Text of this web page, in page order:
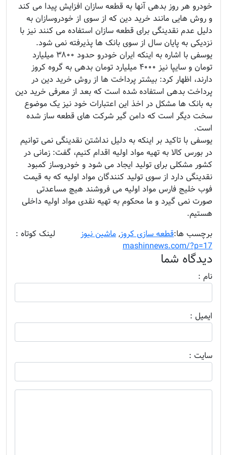
خودرو هر روز بدهی آنها به قطعه سازان افزایش پیدا می کند
و روش هایی مانند خرید دین که از سوی از خودروسازان به
دلیل عدم نقدینگی برای قطعه سازان استفاده می کنند نیز با
نزدیکی به پایان سال از سوی بانک ها پذیرفته نمی شود.
یوسفی با اشاره به اینکه ایران خودرو حدود ۳۸۰۰ میلیارد
تومان و سایپا نیز ۴۰۰۰ میلیارد تومان بدهی به گروه کروز
دارند، اظهار کرد: بیشتر پرداخت ها از روش خرید دین در
پرداخت بدهی استفاده شده است که بعد از معرفی خرید دین
به بانک ها مشکل در اخذ این اعتبارات خود نیز یک موضوع
سخت دیگر است که دامن گیر شرکت های قطعه ساز شده
است.
یوسفی با تاکید بر اینکه به دلیل نداشتن نقدینگی نمی توانیم
در بورس کالا به تهیه مواد اولیه اقدام کنیم، گفت: زمانی در
کشور مشکلی برای تولید ایجاد می شود و خودروساز کمبود
نقدینگی دارد از سوی تولید کنندگان مواد اولیه که به قیمت
فوب خلیج فارس مواد اولیه می فروشند هیچ مساعدتی
صورت نمی گیرد و ما محکوم به تهیه نقدی مواد اولیه داخلی
هستیم.
برچسب ها:قطعه سازی کروز,ماشین نیوز
لینک کوتاه :
mashinnews.com/?p=17
دیدگاه شما
نام :
ايميل :
سايت :